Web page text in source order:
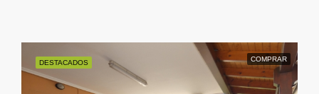
DESTACADOS COMPRAR